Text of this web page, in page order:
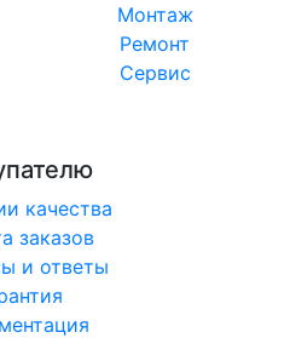
Монтаж
Ремонт
Сервис
качества
заказов
и ответы